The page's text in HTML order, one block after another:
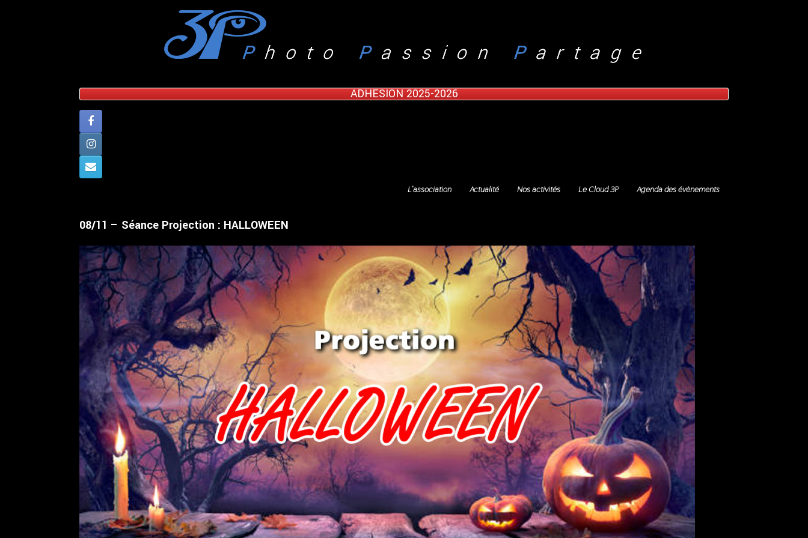
ADHESION 2025-2026
L’association Actualité Nos activités Le Cloud 3P Agenda des évènements
08/11 – Séance Projection : HALLOWEEN